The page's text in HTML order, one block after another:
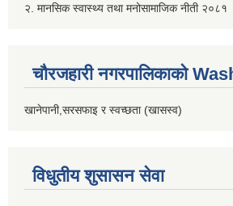
२. मानसिक स्वास्थ्य तथा मनोसामाजिक नीती २०८१
चौरजहारी नगरपालिकाको
खानेपानी,सरसफाइ र स्वच्छता (खासस्व)
विधुतीय शुसासन सेवा